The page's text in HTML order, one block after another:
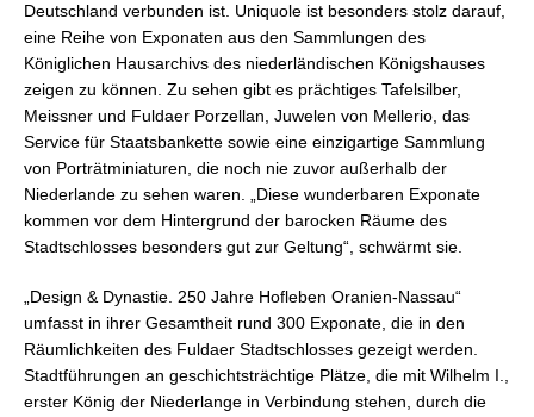
Deutschland verbunden ist. Uniquole ist besonders stolz darauf,
eine Reihe von Exponaten aus den Sammlungen des
Königlichen Hausarchivs des niederländischen Königshauses
zeigen zu können. Zu sehen gibt es prächtiges Tafelsilber,
Meissner und Fuldaer Porzellan, Juwelen von Mellerio, das
Service für Staatsbankette sowie eine einzigartige Sammlung
von Porträtminiaturen, die noch nie zuvor außerhalb der
Niederlande zu sehen waren. „Diese wunderbaren Exponate
kommen vor dem Hintergrund der barocken Räume des
Stadtschlosses besonders gut zur Geltung“, schwärmt sie.
„Design & Dynastie. 250 Jahre Hofleben Oranien-Nassau“
umfasst in ihrer Gesamtheit rund 300 Exponate, die in den
Räumlichkeiten des Fuldaer Stadtschlosses gezeigt werden.
Stadtführungen an geschichtsträchtige Plätze, die mit Wilhelm I.,
erster König der Niederlange in Verbindung stehen, durch die